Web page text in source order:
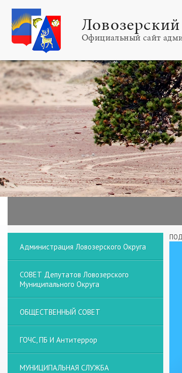
Официальный сайт
Администрация Ловозерского Округа
СОВЕТ Депутатов Ловозерского
Муниципального Округа
ОБЩЕСТВЕННЫЙ СОВЕТ
ГОЧС, ПБ И Антитеррор
МУНИЦИПАЛЬНАЯ СЛУЖБА